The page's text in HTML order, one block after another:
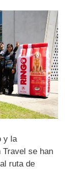
y la
Travel se han
ruta de